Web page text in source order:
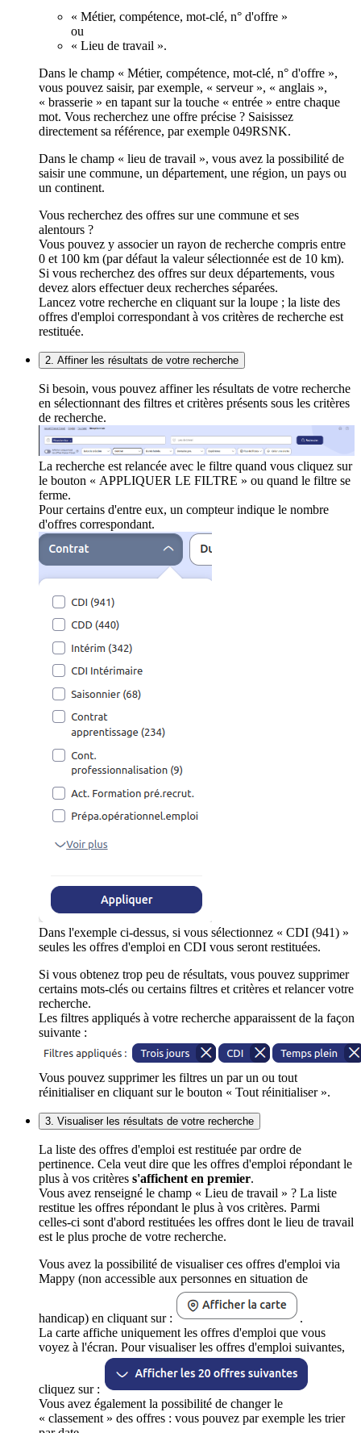
« Métier, compétence, mot-clé, n° d'offre »
ou
« Lieu de travail ».
Dans le champ « Métier, compétence, mot-clé, n° d'offre »,
vous pouvez saisir, par exemple, « serveur », « anglais »,
« brasserie » en tapant sur la touche « entrée » entre chaque
mot. Vous recherchez une offre précise ? Saisissez
directement sa référence, par exemple 049RSNK.
Dans le champ « lieu de travail », vous avez la possibilité de
saisir une commune, un département, une région, un pays ou
un continent.
Vous recherchez des offres sur une commune et ses
alentours ?
Vous pouvez y associer un rayon de recherche compris entre
0 et 100 km (par défaut la valeur sélectionnée est de 10 km).
Si vous recherchez des offres sur deux départements, vous
devez alors effectuer deux recherches séparées.
Lancez votre recherche en cliquant sur la loupe ; la liste des
offres d'emploi correspondant à vos critères de recherche est
restituée.
2. Affiner les résultats de votre recherche
Si besoin, vous pouvez affiner les résultats de votre recherche
en sélectionnant des filtres et critères présents sous les critères
de recherche.
La recherche est relancée avec le filtre quand vous cliquez sur
le bouton « APPLIQUER LE FILTRE » ou quand le filtre se
ferme.
Pour certains d'entre eux, un compteur indique le nombre
d'offres correspondant.
Dans l'exemple ci-dessus, si vous sélectionnez « CDI (941) »
seules les offres d'emploi en CDI vous seront restituées.
Si vous obtenez trop peu de résultats, vous pouvez supprimer
certains mots-clés ou certains filtres et critères et relancer votre
recherche.
Les filtres appliqués à votre recherche apparaissent de la façon
suivante :
Vous pouvez supprimer les filtres un par un ou tout
réinitialiser en cliquant sur le bouton « Tout réinitialiser ».
3. Visualiser les résultats de votre recherche
La liste des offres d'emploi est restituée par ordre de
pertinence. Cela veut dire que les offres d'emploi répondant le
plus à vos critères s'affichent en premier.
Vous avez renseigné le champ « Lieu de travail » ? La liste
restitue les offres répondant le plus à vos critères. Parmi
celles-ci sont d'abord restituées les offres dont le lieu de travail
est le plus proche de votre recherche.
Vous avez la possibilité de visualiser ces offres d'emploi via
Mappy (non accessible aux personnes en situation de
handicap) en cliquant sur :
.
La carte affiche uniquement les offres d'emploi que vous
voyez à l'écran. Pour visualiser les offres d'emploi suivantes,
cliquez sur :
Vous avez également la possibilité de changer le
« classement » des offres : vous pouvez par exemple les trier